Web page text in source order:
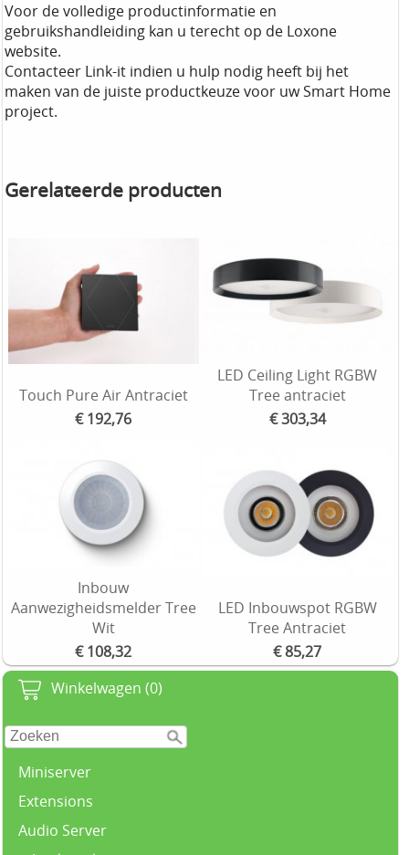
Winkelwagen (0)
Miniserver
Extensions
Audio Server
Voor de volledige productinformatie en
gebruikshandleiding kan u terecht op de Loxone
website.
Contacteer Link-it indien u hulp nodig heeft bij het
maken van de juiste productkeuze voor uw Smart Home
project.
Gerelateerde producten
Touch Pure Air Antraciet
€ 192,76
LED Ceiling Light RGBW
Tree antraciet
€ 303,34
Inbouw
Aanwezigheidsmelder Tree
Wit
€ 108,32
LED Inbouwspot RGBW
Tree Antraciet
€ 85,27